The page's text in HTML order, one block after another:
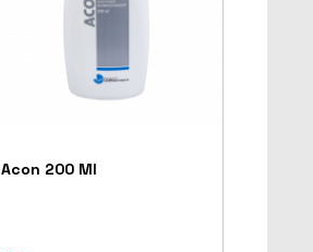
Acon 200 Ml